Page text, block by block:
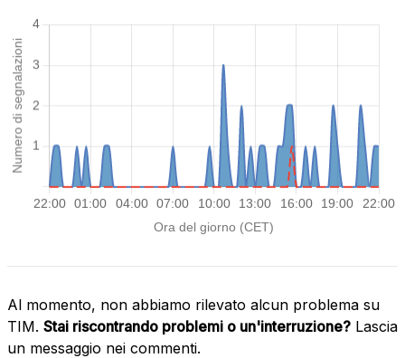
Al momento, non abbiamo rilevato alcun problema su
TIM. Stai riscontrando problemi o un'interruzione? Lascia
un messaggio nei commenti.